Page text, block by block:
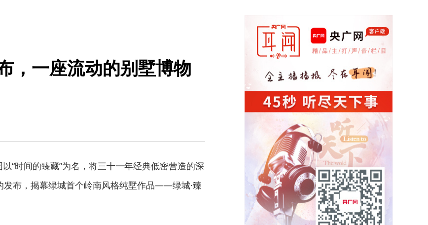
，一座流动的别墅博物
“时间的臻藏”为名，将三十一年经典低密营造的深
发布，揭幕绿城首个岭南风格纯墅作品——绿城·臻